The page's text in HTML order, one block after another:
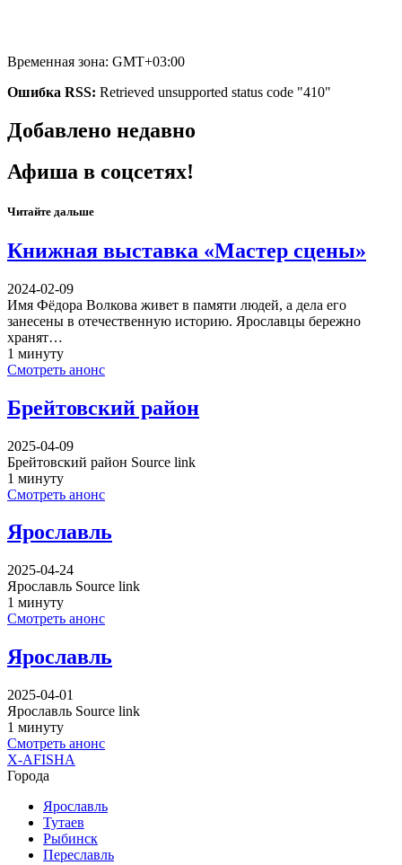
Временная зона: GMT+03:00
Ошибка RSS: Retrieved unsupported status code "410"
Добавлено недавно
Афиша в соцсетях!
Читайте дальше
Книжная выставка «Мастер сцены»
2024-02-09
Имя Фёдора Волкова живет в памяти людей, а дела его
занесены в отечественную историю. Ярославцы бережно
хранят…
1 минуту
Смотреть анонс
Брейтовский район
2025-04-09
Брейтовский район Source link
1 минуту
Смотреть анонс
Ярославль
2025-04-24
Ярославль Source link
1 минуту
Смотреть анонс
Ярославль
2025-04-01
Ярославль Source link
1 минуту
Смотреть анонс
X-AFISHA
Города
Ярославль
Тутаев
Рыбинск
Переславль